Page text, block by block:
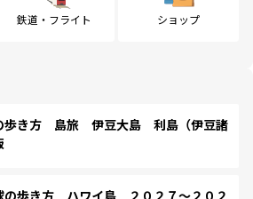
鉄道・フライト ショップ
歩き方 島旅 伊豆大島 利島（伊豆諸
歩き方 ハワイ島 ２０２７～２０２